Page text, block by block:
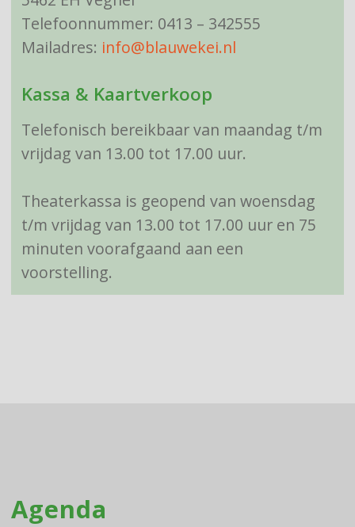
Telefoonnummer: 0413 – 342555
Mailadres: info@blauwekei.nl
Kassa & Kaartverkoop
Telefonisch bereikbaar van maandag t/m
vrijdag van 13.00 tot 17.00 uur.
Theaterkassa is geopend van woensdag
t/m vrijdag van 13.00 tot 17.00 uur en 75
minuten voorafgaand aan een
voorstelling.
Agenda